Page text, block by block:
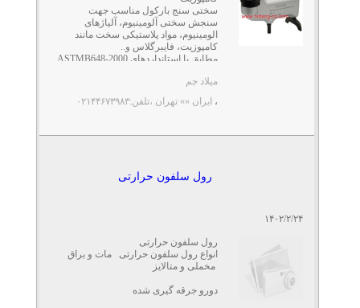
سختی سنج بارکول مناسب جهت
سنجش سختی آلومینیوم، آلیاژهای
الومینیوم، مواد پلاستیکی سخت مانند
کامپوزیت، فایبرگلاس و..
مطابق با استانداردهای ASTMB648-2000
میلاد جم
، ایران »» تهران ،تلفن:۰۲۱۴۴۶۷۳۹۸۳
۱۴۰۲/۲/۲۴
رول سلفون حرارتی
رول سلفون حرارتی
انواع رول سلفون حرارتی مات و براق
مخملی و متالایز
دورو جرقه گیری شده